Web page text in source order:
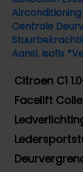
Citroen C1
Facelift